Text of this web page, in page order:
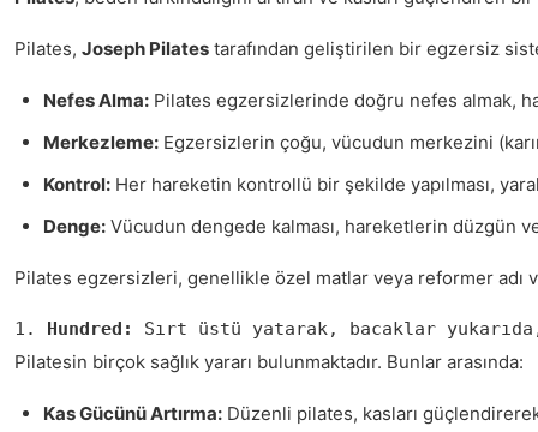
Pilates, Joseph Pilates tarafından geliştirilen bir egzersiz
Nefes Alma: Pilates egzersizlerinde doğru nefes almak,
Merkezleme: Egzersizlerin çoğu, vücudun merkezini
Kontrol: Her hareketin kontrollü bir şekilde yapılması,
Denge: Vücudun dengede kalması, hareketlerin düzgün
Pilates egzersizleri, genellikle özel matlar veya reformer adı
1. Hundred: Sırt üstü yatarak, bacaklar
Pilatesin birçok sağlık yararı bulunmaktadır. Bunlar arasında:
Kas Gücünü Artırma: Düzenli pilates, kasları güçlendirerek